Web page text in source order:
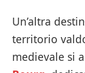
Un’altra
territorio
medievale si